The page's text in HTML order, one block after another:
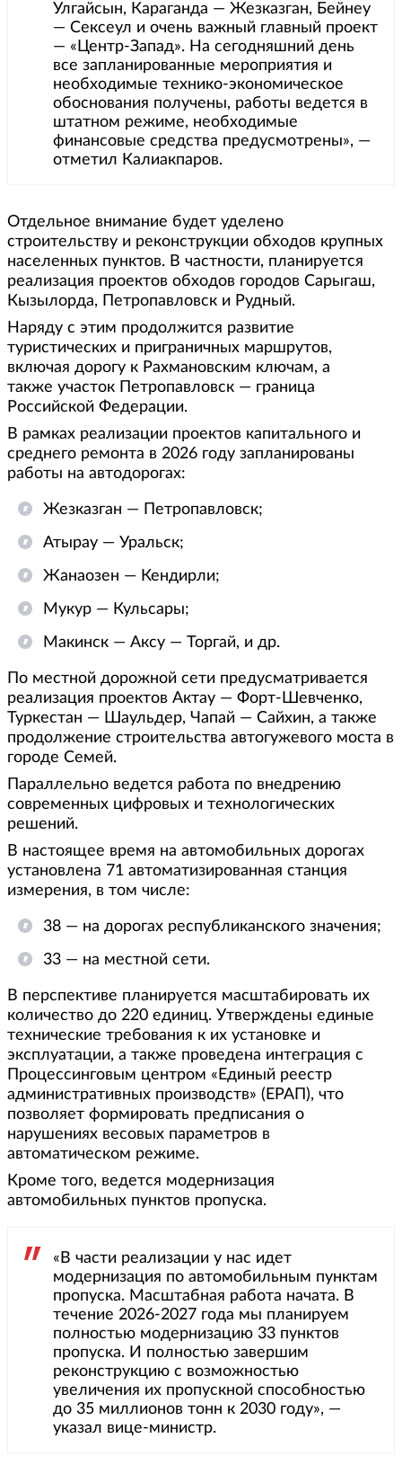
Улгайсын, Караганда — Жезказган, Бейнеу
— Сексеул и очень важный главный проект
— «Центр-Запад». На сегодняшний день
все запланированные мероприятия и
необходимые технико-экономическое
обоснования получены, работы ведется в
штатном режиме, необходимые
финансовые средства предусмотрены», —
отметил Калиакпаров.
Отдельное внимание будет уделено
строительству и реконструкции обходов крупных
населенных пунктов. В частности, планируется
реализация проектов обходов городов Сарыгаш,
Кызылорда, Петропавловск и Рудный.
Наряду с этим продолжится развитие
туристических и приграничных маршрутов,
включая дорогу к Рахмановским ключам, а
также участок Петропавловск — граница
Российской Федерации.
В рамках реализации проектов капитального и
среднего ремонта в 2026 году запланированы
работы на автодорогах:
Жезказган — Петропавловск;
Атырау — Уральск;
Жанаозен — Кендирли;
Мукур — Кульсары;
Макинск — Аксу — Торгай, и др.
По местной дорожной сети предусматривается
реализация проектов Актау — Форт-Шевченко,
Туркестан — Шаульдер, Чапай — Сайхин, а также
продолжение строительства автогужевого моста в
городе Семей.
Параллельно ведется работа по внедрению
современных цифровых и технологических
решений.
В настоящее время на автомобильных дорогах
установлена 71 автоматизированная станция
измерения, в том числе:
38 — на дорогах республиканского значения;
33 — на местной сети.
В перспективе планируется масштабировать их
количество до 220 единиц. Утверждены единые
технические требования к их установке и
эксплуатации, а также проведена интеграция с
Процессинговым центром «Единый реестр
административных производств» (ЕРАП), что
позволяет формировать предписания о
нарушениях весовых параметров в
автоматическом режиме.
Кроме того, ведется модернизация
автомобильных пунктов пропуска.
«В части реализации у нас идет
модернизация по автомобильным пунктам
пропуска. Масштабная работа начата. В
течение 2026-2027 года мы планируем
полностью модернизацию 33 пунктов
пропуска. И полностью завершим
реконструкцию с возможностью
увеличения их пропускной способностью
до 35 миллионов тонн к 2030 году», —
указал вице-министр.